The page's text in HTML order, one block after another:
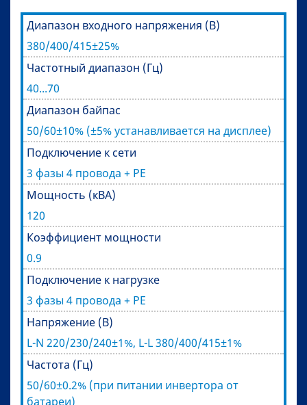
Диапазон входного напряжения (В)
380/400/415±25%
Частотный диапазон (Гц)
40...70
Диапазон байпас
50/60±10% (±5% устанавливается на дисплее)
Подключение к сети
3 фазы 4 провода + PE
Мощность (кВА)
120
Коэффициент мощности
0.9
Подключение к нагрузке
3 фазы 4 провода + PE
Напряжение (В)
L-N 220/230/240±1%, L-L 380/400/415±1%
Частота (Гц)
50/60±0.2% (при питании инвертора от
батареи)